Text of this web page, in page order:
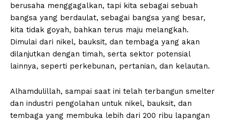
berusaha menggagalkan, tapi kita sebagai sebuah
bangsa yang berdaulat, sebagai bangsa yang besar,
kita tidak goyah, bahkan terus maju melangkah.
Dimulai dari nikel, bauksit, dan tembaga yang akan
dilanjutkan dengan timah, serta sektor potensial
lainnya, seperti perkebunan, pertanian, dan kelautan.
Alhamdulillah, sampai saat ini telah terbangun smelter
dan industri pengolahan untuk nikel, bauksit, dan
tembaga yang membuka lebih dari 200 ribu lapangan